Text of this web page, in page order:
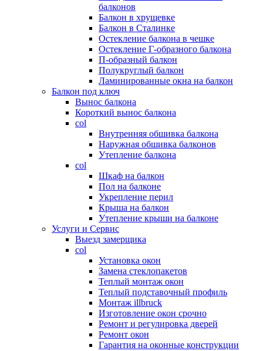
балконов
Балкон в хрущевке
Балкон в Сталинке
Остекление балкона в чешке
Остекление Г-образного балкона
П-образный балкон
Полукруглый балкон
Ламинированные окна на балкон
Балкон под ключ
Вынос балкона
Короткий вынос балкона
col
Внутренняя обшивка балкона
Наружная обшивка балконов
Утепление балкона
col
Шкаф на балкон
Пол на балконе
Укрепление перил
Крыша на балкон
Утепление крыши на балконе
Услуги и Сервис
Выезд замерщика
col
Установка окон
Замена стеклопакетов
Теплый монтаж окон
Теплый подставочный профиль
Монтаж illbruck
Изготовление окон срочно
Ремонт и регулировка дверей
Ремонт окон
Гарантия на оконные конструкции